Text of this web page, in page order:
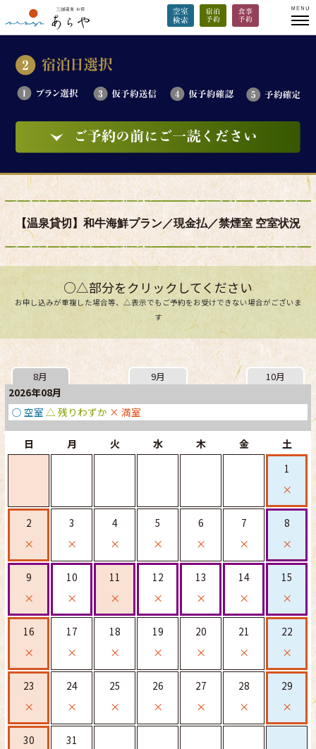
【温泉貸切】和牛海鮮プラン／現金払／禁煙室 空室状況
○△部分をクリックしてください
お申し込みが重複した場合等、△表示でもご予約をお受けできない場合がございま
す
8月 9月 10月
2026年08月
○ 空室 △ 残りわずか × 満室
日 月 火 水 木 金
土
1
×
2
×
3
×
4
×
5
×
6
×
7
×
8
×
9
×
10
×
11
×
12
×
13
×
14
×
15
×
16
×
17
×
18
×
19
×
20
×
21
×
22
×
23
×
24
×
25
×
26
×
27
×
28
×
29
×
30 31